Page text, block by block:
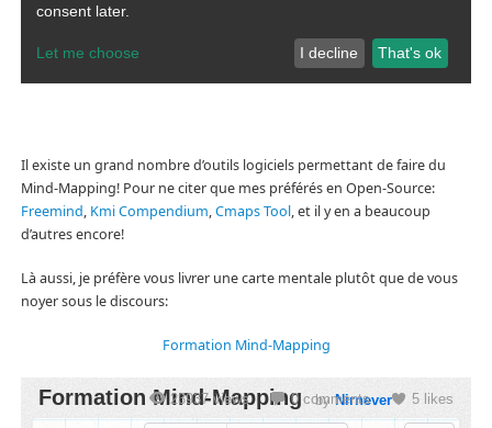
Il existe un grand nombre d’outils logiciels permettant de faire du
Mind-Mapping! Pour ne citer que mes préférés en Open-Source:
Freemind, Kmi Compendium,Cmaps Tool, et il y en a beaucoup
d’autres encore!
Là aussi, je préfère vous livrer une carte mentale plutôt que de vous
noyer sous le discours:
Formation Mind-Mapping